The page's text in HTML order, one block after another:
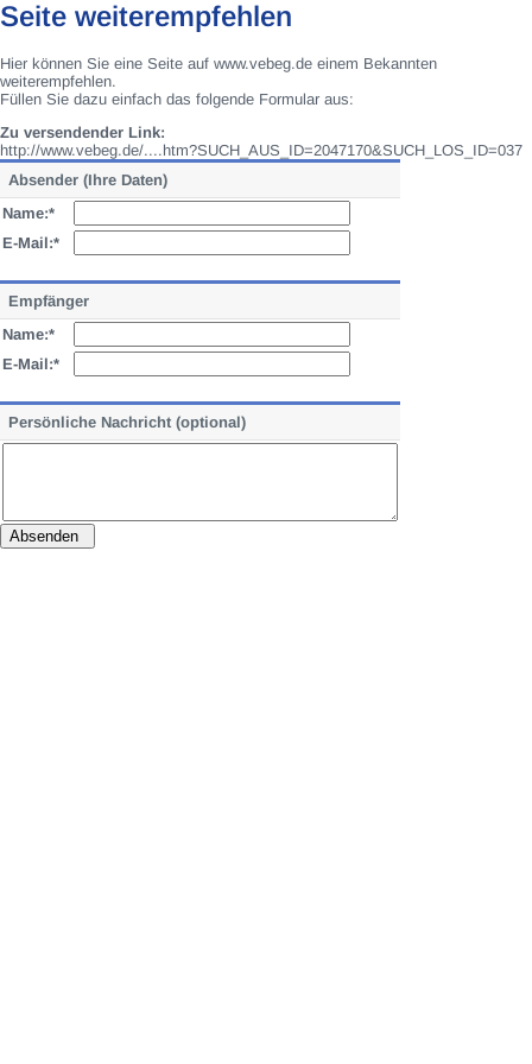
Seite weiterempfehlen
Hier können Sie eine Seite auf www.vebeg.de einem Bekannten
weiterempfehlen.
Füllen Sie dazu einfach das folgende Formular aus:
Zu versendender Link:
http://www.vebeg.de/....htm?SUCH_AUS_ID=2047170&SUCH_LOS_ID=037
Absender (Ihre Daten)
Name:*
E-Mail:*
Empfänger
Name:*
E-Mail:*
Persönliche Nachricht (optional)